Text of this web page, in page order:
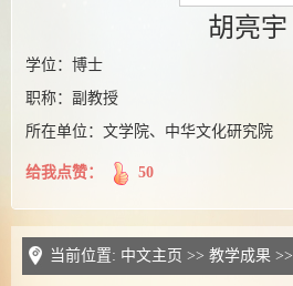
胡亮宇
学位：博士
职称：副教授
所在单位：文学院、中华文化研究院
给我点赞： 50
当前位置: 中文主页 >> 教学成果 >>